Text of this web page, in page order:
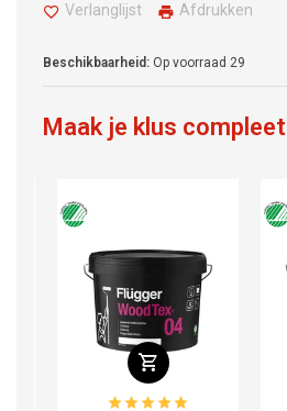
Verlanglijst Afdrukken
Beschikbaarheid: Op voorraad 29
Maak je klus compleet